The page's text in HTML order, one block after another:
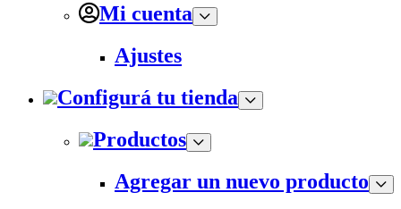
Mi cuenta
Ajustes
Configurá tu tienda
Productos
Agregar un nuevo producto